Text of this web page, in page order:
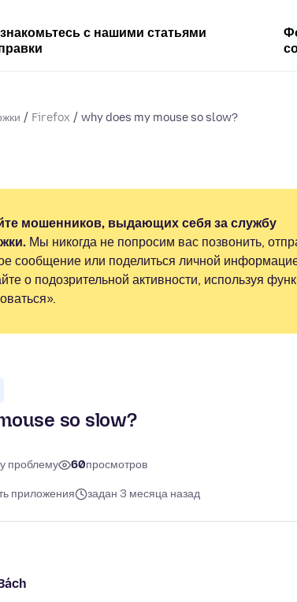
с нашими статьями
Firefox why does my mouse so slow?
мошенников, выдающих себя за службу
Мы никогда не попросим вас позвонить,
сообщение или поделиться личной
о подозрительной активности, используя
so slow?
проблему 60просмотров
приложения задан 3 месяца назад